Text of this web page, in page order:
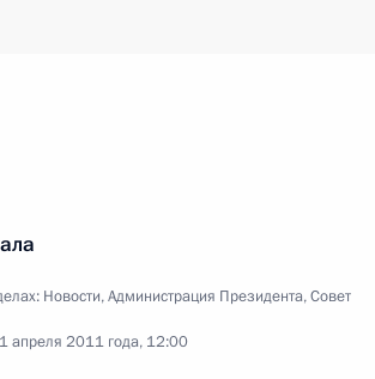
Новости,Администрация Президента,Совет
апреля 2011 года, 12:00